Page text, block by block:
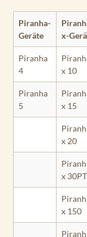
Piranha-
Geräte
x-
Piranha
4
x 10
Piranha
5
x 15
x 20
x 30PT
x 150